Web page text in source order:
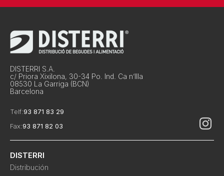
DISTERRI S.A.
c/ Priora Xixilona, 30-34 Po. Ind. Ca n’Illa
08530 La Garriga (BCN)
Barcelona
Telf:93 871 83 29
Fax:93 871 82 03
DISTERRI
Distribución